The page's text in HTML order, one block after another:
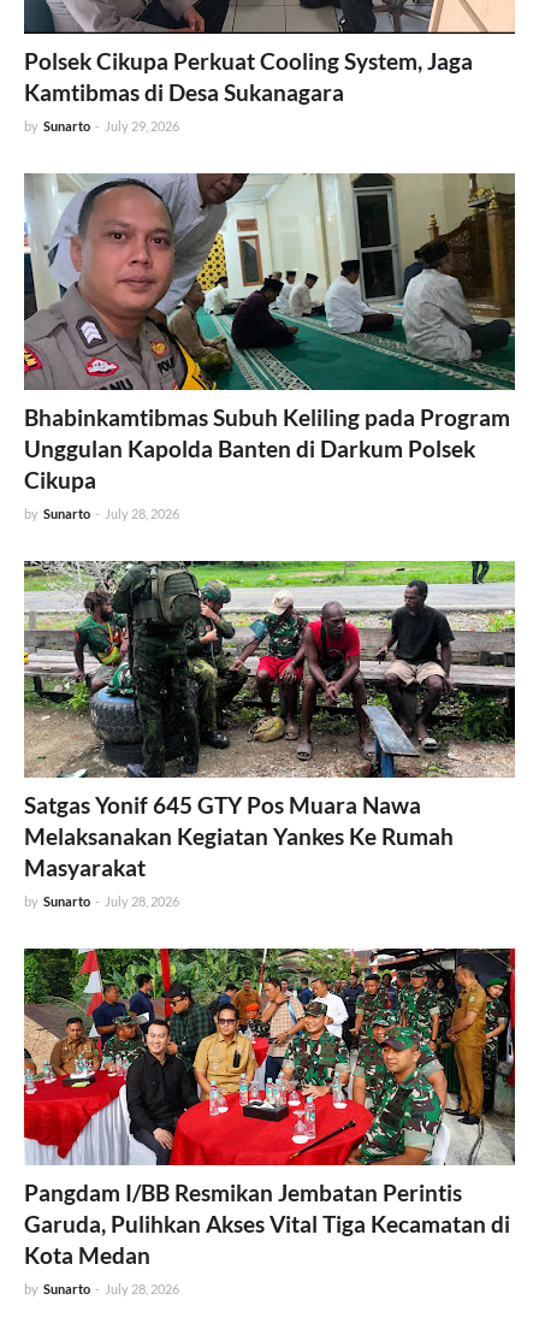
Polsek Cikupa Perkuat Cooling System, Jaga
Kamtibmas di Desa Sukanagara
by Sunarto - July 29, 2026
Bhabinkamtibmas Subuh Keliling pada Program
Unggulan Kapolda Banten di Darkum Polsek
Cikupa
by Sunarto - July 28, 2026
Satgas Yonif 645 GTY Pos Muara Nawa
Melaksanakan Kegiatan Yankes Ke Rumah
Masyarakat
by Sunarto - July 28, 2026
Pangdam I/BB Resmikan Jembatan Perintis
Garuda, Pulihkan Akses Vital Tiga Kecamatan di
Kota Medan
by Sunarto - July 28, 2026